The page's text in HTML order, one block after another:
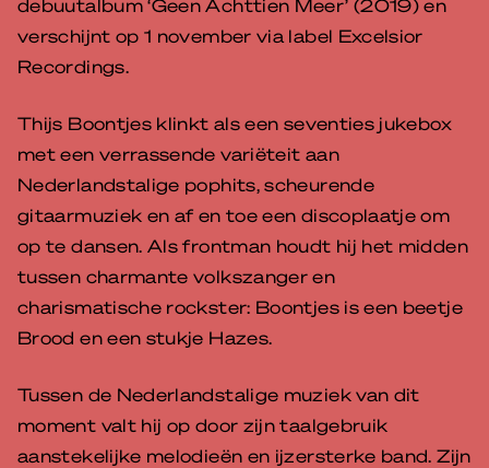
debuutalbum ‘Geen Achttien Meer’ (2019) en
verschijnt op 1 november via label Excelsior
Recordings.
Thijs Boontjes klinkt als een seventies jukebox
met een verrassende variëteit aan
Nederlandstalige pophits, scheurende
gitaarmuziek en af en toe een discoplaatje om
op te dansen. Als frontman houdt hij het midden
tussen charmante volkszanger en
charismatische rockster: Boontjes is een beetje
Brood en een stukje Hazes.
Tussen de Nederlandstalige muziek van dit
moment valt hij op door zijn taalgebruik
aanstekelijke melodieën en ijzersterke band. Zijn